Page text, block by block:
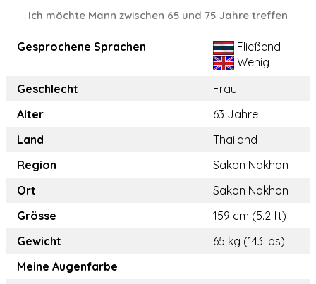
Ich möchte Mann zwischen 65 und 75 Jahre treffen
Gesprochene Sprachen
Fließend
Wenig
Geschlecht
Frau
Alter
63 Jahre
Land
Thailand
Region
Sakon Nakhon
Ort
Sakon Nakhon
Grösse
159 cm (5.2 ft)
Gewicht
65 kg (143 lbs)
Meine Augenfarbe